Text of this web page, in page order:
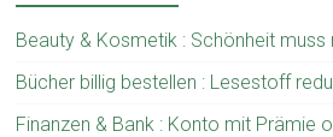
Beauty & Kosmetik : Schönheit muss
Bücher billig bestellen : Lesestoff
Finanzen & Bank : Konto mit Prämie